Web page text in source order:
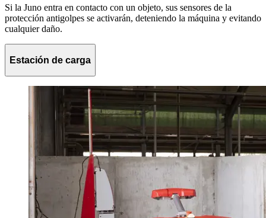
Si la Juno entra en contacto con un objeto, sus sensores de la
protección antigolpes se activarán, deteniendo la máquina y evitando
cualquier daño.
Estación de carga